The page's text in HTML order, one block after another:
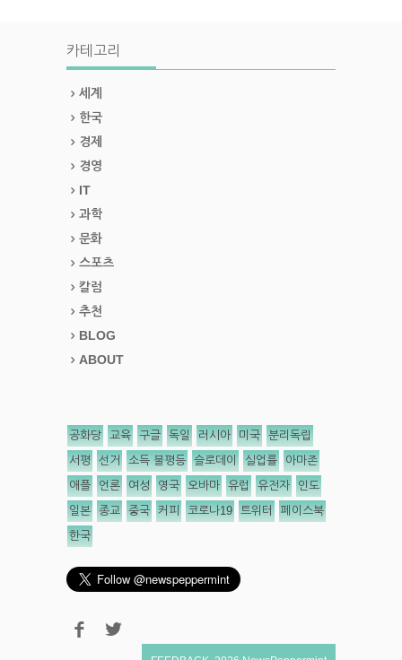
카테고리
세계
한국
경제
경영
IT
과학
문화
스포츠
칼럼
추천
BLOG
ABOUT
공화당 교육 구글 독일 러시아 미국 분리독립
서평 선거 소득 불평등 슬로데이 실업률 아마존
애플 언론 여성 영국 오바마 유럽 유전자 인도
일본 종교 중국 커피 코로나19 트위터 페이스북
한국